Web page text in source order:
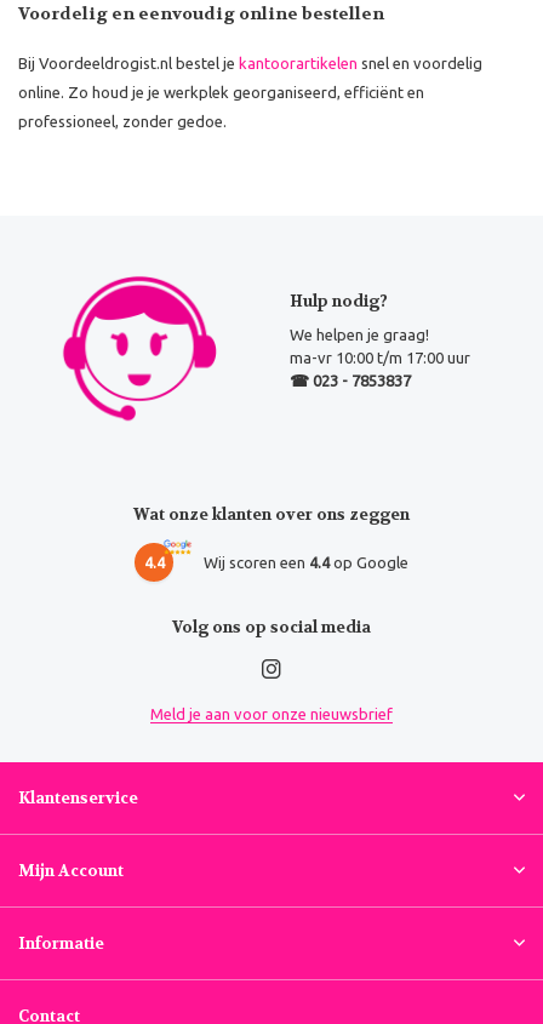
Voordelig en eenvoudig online bestellen
Bij Voordeeldrogist.nl bestel je kantoorartikelen snel en voordelig
online. Zo houd je je werkplek georganiseerd, efficiënt en
professioneel, zonder gedoe.
Hulp nodig?
We helpen je graag!
ma-vr 10:00 t/m 17:00 uur
☎ 023 - 7853837
Wat onze klanten over ons zeggen
4.4 Wij scoren een 4.4op Google
Volg ons op social media
Meld je aan voor onze nieuwsbrief
Klantenservice
Mijn Account
Informatie
Contact